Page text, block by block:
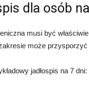
dla osób
musi być
może
jadłospis na 7 dni: